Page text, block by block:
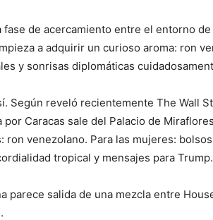
fase de acercamiento entre el entorno
a adquirir un curioso aroma: ron
y sonrisas diplomáticas
Según reveló recientemente The Wall
por Caracas sale del Palacio de
ron venezolano. Para las mujeres:
tropical y mensajes para Trump.
parece salida de una mezcla entre